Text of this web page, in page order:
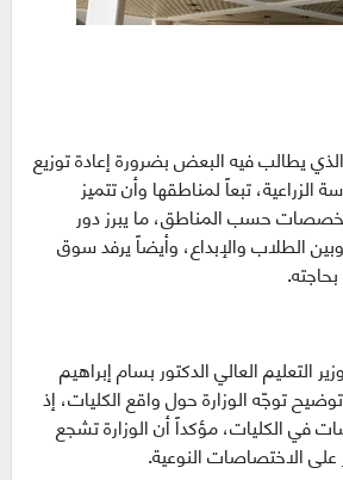
يطالب فيه البعض بضرورة إعادة توزيع
تبعاً لمناطقها وأن تتميز
حسب المناطق، ما يبرز دور
الطلاب والإبداع، وأيضاً يرفد سوق
التعليم العالي الدكتور بسام إبراهيم
توجّه الوزارة حول واقع الكليات، إذ
في الكليات، مؤكداً أن الوزارة تشجع
الاختصاصات النوعية.